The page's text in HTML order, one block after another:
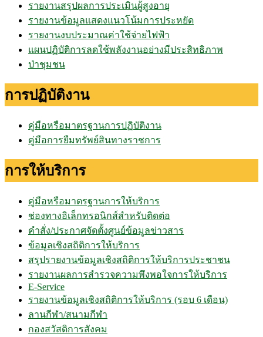
รายงานสรุปผลการประเมินผู้สูงอายุ
รายงานข้อมูลแสดงแนวโน้มการประหยัด
รายงานงบประมาณค่าใช้จ่ายไฟฟ้า
แผนปฏิบัติการลดใช้พลังงานอย่างมีประสิทธิภาพ
ป่าชุมชน
การปฏิบัติงาน
คู่มือหรือมาตรฐานการปฏิบัติงาน
คู่มือการยืมทรัพย์สินทางราชการ
การให้บริการ
คู่มือหรือมาตรฐานการให้บริการ
ช่องทางอิเล็กทรอนิกส์สำหรับติดต่อ
คำสั่ง/ประกาศจัดตั้งศูนย์ข้อมูลข่าวสาร
ข้อมูลเชิงสถิติการให้บริการ
สรุปรายงานข้อมูลเชิงสถิติการให้บริการประชาชน
รายงานผลการสำรวจความพึงพอใจการให้บริการ
E-Service
รายงานข้อมูลเชิงสถิติการให้บริการ (รอบ 6 เดือน)
ลานกีฬา/สนามกีฬา
กองสวัสดิการสังคม